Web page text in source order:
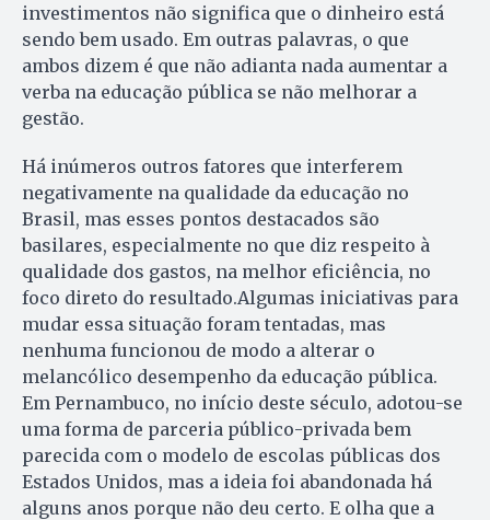
investimentos não significa que o dinheiro está
sendo bem usado. Em outras palavras, o que
ambos dizem é que não adianta nada aumentar a
verba na educação pública se não melhorar a
gestão.
Há inúmeros outros fatores que interferem
negativamente na qualidade da educação no
Brasil, mas esses pontos destacados são
basilares, especialmente no que diz respeito à
qualidade dos gastos, na melhor eficiência, no
foco direto do resultado.Algumas iniciativas para
mudar essa situação foram tentadas, mas
nenhuma funcionou de modo a alterar o
melancólico desempenho da educação pública.
Em Pernambuco, no início deste século, adotou-se
uma forma de parceria público-privada bem
parecida com o modelo de escolas públicas dos
Estados Unidos, mas a ideia foi abandonada há
alguns anos porque não deu certo. E olha que a